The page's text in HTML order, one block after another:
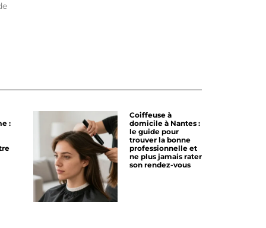
:
Coiffeuse à
domicile à Nantes :
le guide pour
trouver la bonne
professionnelle et
ne plus jamais rater
son rendez-vous